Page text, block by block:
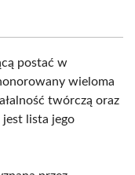
postać w
wieloma
twórczą oraz
jest lista jego